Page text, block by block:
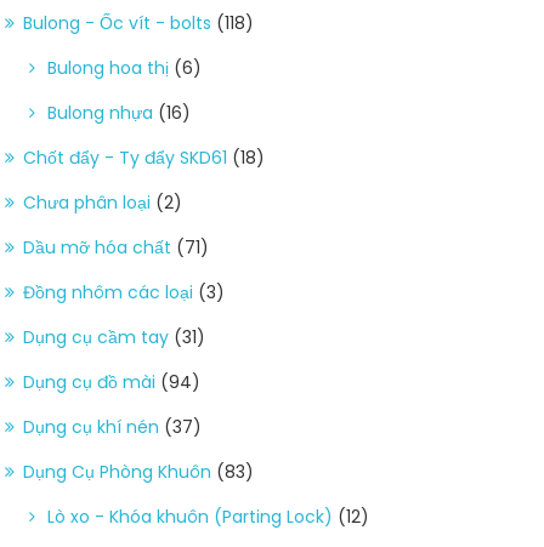
Bulong - Ốc vít - bolts (118)
Bulong hoa thị (6)
Bulong nhựa (16)
Chốt đẩy - Ty đẩy SKD61 (18)
Chưa phân loại (2)
Dầu mỡ hóa chất (71)
Đồng nhôm các loại (3)
Dụng cụ cầm tay (31)
Dụng cụ đồ mài (94)
Dụng cụ khí nén (37)
Dụng Cụ Phòng Khuôn (83)
Lò xo - Khóa khuôn (Parting Lock) (12)